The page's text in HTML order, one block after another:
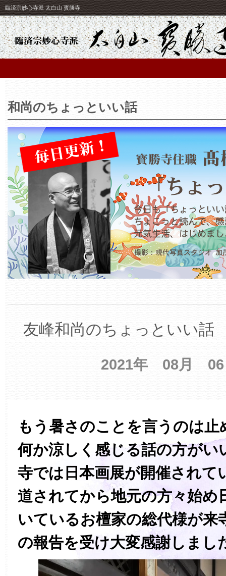
臨済宗妙心寺派 太白山 寳勝寺
和尚のちょっといい話
友峰和尚のちょっといい話
2021年 08月
もう暑さのことを言うのは
何か涼しく感じる話の方がい
寺では日本画展が開催されて
道されてから地元の方々始め
いているお檀家の総代様が来
の報告を受け大変感謝しまし